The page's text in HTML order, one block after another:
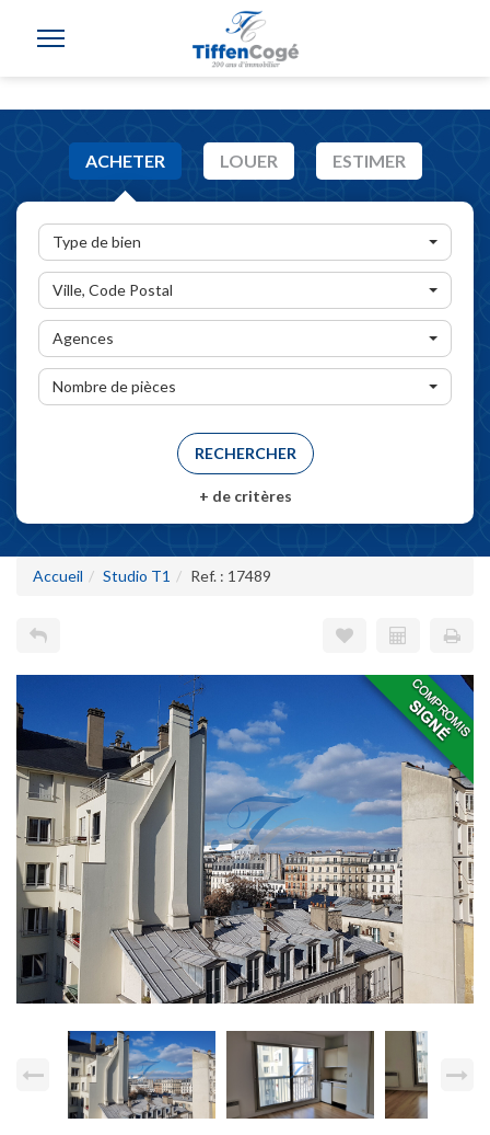
ACHETER LOUER ESTIMER
Type de bien
Ville, Code Postal
Agences
Nombre de pièces
+ de critères
Accueil Studio T1 Ref. : 17489